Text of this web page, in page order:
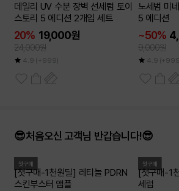
데일리 UV 수분 장벽 선세럼 토이
스토리 5 에디션 2개입 세트
20% 19,000원
24,000원
4.9 (+999)
노세범 미
5 에디션
~50%
9,000원
4.9
😎처음오신 고객님 반갑습니다!😎
첫구매
[첫구매-1천원딜] 레티놀 PDRN
스킨부스터 앰플
첫구매
[첫구매-1
세럼